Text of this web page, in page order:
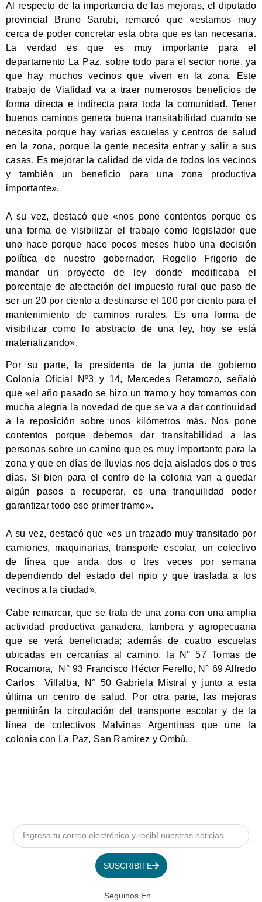
Al respecto de la importancia de las mejoras, el diputado
provincial Bruno Sarubi, remarcó que «estamos muy
cerca de poder concretar esta obra que es tan necesaria.
La verdad es que es muy importante para el
departamento La Paz, sobre todo para el sector norte, ya
que hay muchos vecinos que viven en la zona. Este
trabajo de Vialidad va a traer numerosos beneficios de
forma directa e indirecta para toda la comunidad. Tener
buenos caminos genera buena transitabilidad cuando se
necesita porque hay varias escuelas y centros de salud
en la zona, porque la gente necesita entrar y salir a sus
casas. Es mejorar la calidad de vida de todos los vecinos
y también un beneficio para una zona productiva
importante».
A su vez, destacó que «nos pone contentos porque es
una forma de visibilizar el trabajo como legislador que
uno hace porque hace pocos meses hubo una decisión
política de nuestro gobernador, Rogelio Frigerio de
mandar un proyecto de ley donde modificaba el
porcentaje de afectación del impuesto rural que paso de
ser un 20 por ciento a destinarse el 100 por ciento para el
mantenimiento de caminos rurales. Es una forma de
visibilizar como lo abstracto de una ley, hoy se está
materializando».
Por su parte, la presidenta de la junta de gobierno
Colonia Oficial Nº3 y 14, Mercedes Retamozo, señaló
que «el año pasado se hizo un tramo y hoy tomamos con
mucha alegría la novedad de que se va a dar continuidad
a la reposición sobre unos kilómetros más. Nos pone
contentos porque debemos dar transitabilidad a las
personas sobre un camino que es muy importante para la
zona y que en días de lluvias nos deja aislados dos o tres
días. Si bien para el centro de la colonia van a quedar
algún pasos a recuperar, es una tranquilidad poder
garantizar todo ese primer tramo».
A su vez, destacó que «es un trazado muy transitado por
camiones, maquinarias, transporte escolar, un colectivo
de línea que anda dos o tres veces por semana
dependiendo del estado del ripio y que traslada a los
vecinos a la ciudad».
Cabe remarcar, que se trata de una zona con una amplia
actividad productiva ganadera, tambera y agropecuaria
que se verá beneficiada; además de cuatro escuelas
ubicadas en cercanías al camino, la N° 57 Tomas de
Rocamora, N° 93 Francisco Héctor Ferello, N° 69 Alfredo
Carlos Villalba, N° 50 Gabriela Mistral y junto a esta
última un centro de salud. Por otra parte, las mejoras
permitirán la circulación del transporte escolar y de la
línea de colectivos Malvinas Argentinas que une la
colonia con La Paz, San Ramírez y Ombú.
SUSCRIBITE
Seguinos En...